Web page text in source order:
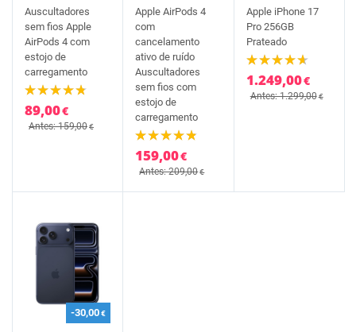
Auscultadores
sem fios Apple
AirPods 4 com
estojo de
carregamento
89,00€
Antes: 159,00€
Apple AirPods 4
com
cancelamento
ativo de ruído
Auscultadores
sem fios com
estojo de
carregamento
159,00€
Antes: 209,00€
Apple iPhone 17
Pro 256GB
Prateado
1.249,00€
Antes: 1.299,00€
-30,00€